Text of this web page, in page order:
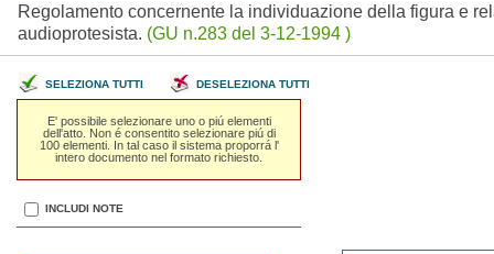
Regolamento concernente la individuazione della figura e
audioprotesista. (GU n.283 del 3-12-1994 )
SELEZIONA TUTTI DESELEZIONA TUTTI
E' possibile selezionare uno o piú elementi
dell'atto. Non é consentito selezionare piú di
100 elementi. In tal caso il sistema proporrá l'
intero documento nel formato richiesto.
INCLUDI NOTE